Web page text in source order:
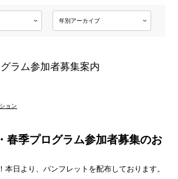
ラム参加者募集案内
ョン
春季プログラム参加者募集のお
本日より、パンフレットを配布しております。